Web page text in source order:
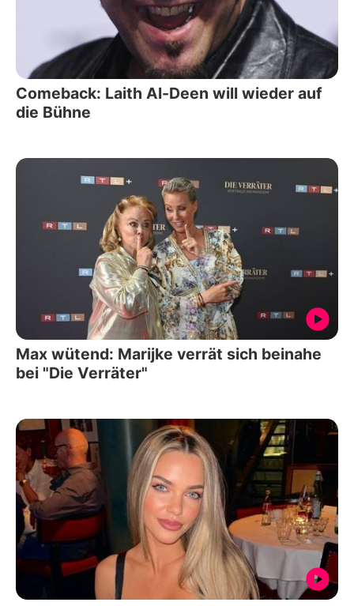
Comeback: Laith Al-Deen will wieder auf
die Bühne
Max wütend: Marijke verrät sich beinahe
bei "Die Verräter"